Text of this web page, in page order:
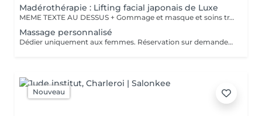
Madérothérapie : Lifting facial japonais de Luxe
MEME TEXTE AU DESSUS + Gommage et masque et soins traitants inclut
Massage personnalisé
Dédier uniquement aux femmes. Réservation sur demande au numéro 0497541022
Nouveau